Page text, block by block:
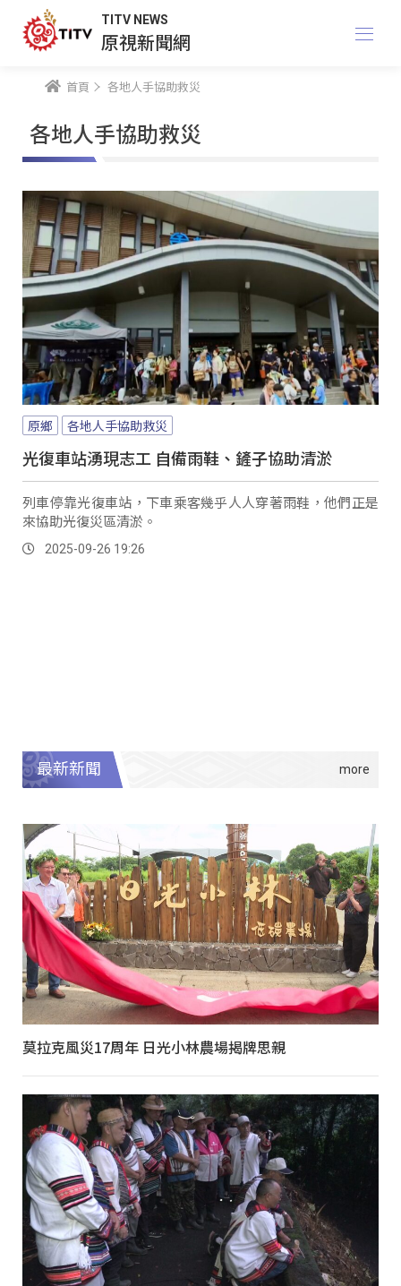
TITV NEWS
原視新聞網
首頁 各地人手協助救災
各地人手協助救災
原鄉 各地人手協助救災
光復車站湧現志工 自備雨鞋、鏟子協助清淤
列車停靠光復車站，下車乘客幾乎人人穿著雨鞋，他們正是
來協助光復災區清淤。
2025-09-26 19:26
最新新聞
莫拉克風災17周年 日光小林農場揭牌思親